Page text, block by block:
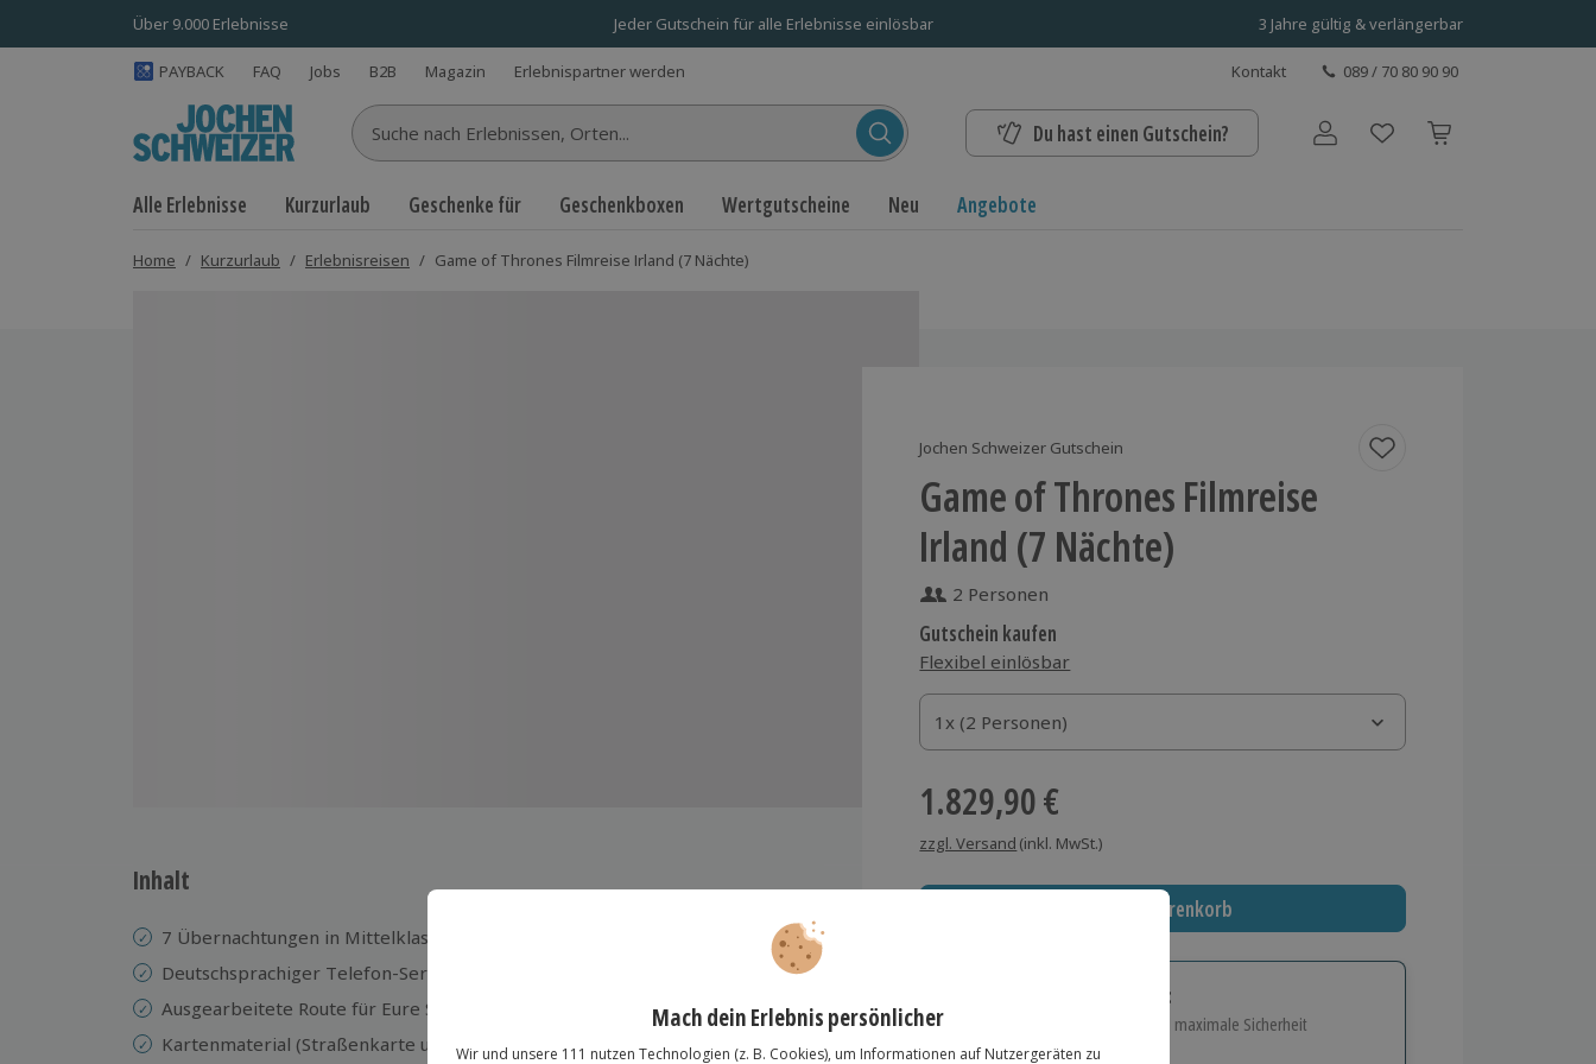
Über 9.000 Erlebnisse Jeder Gutschein für alle Erlebnisse einlösbar 3 Jahre gültig & verlängerbar
PAYBACK FAQ Jobs B2B Magazin Erlebnispartner werden Kontakt 089 / 70 80 90 90
Suche nach Erlebnissen... Du hast einen Gutschein? Benutzerkonto
Alle Erlebnisse Kurzurlaub Geschenke für Geschenkboxen Wertgutscheine Neu Angebote
Home / Kurzurlaub / Erlebnisreisen / Game of Thrones Filmreise Irland (7 Nächte)
Jochen Schweizer Gutschein
Game of Thrones Filmreise
Irland (7 Nächte)
2 Personen
Gutschein kaufen
Flexibel einlösbar
1x (2 Personen)
1x (2 Personen)
1x (2 Personen)
1.829,90 €
zzgl. Versand (inkl. MwSt.)
In den Warenkorb
Immer das richtige Geschenk:
Große Auswahl, volle Flexibilität und maximale Sicherheit
Inhalt
7 Übernachtungen in Mittelklasse Hotels / B&Bs inkl. Frühstück
Deutschsprachiger Telefon-Service
Ausgearbeitete Route für Eure Selbstfahrer-Reise
Kartenmaterial (Straßenkarte und Anfahrtsbeschreibungen)